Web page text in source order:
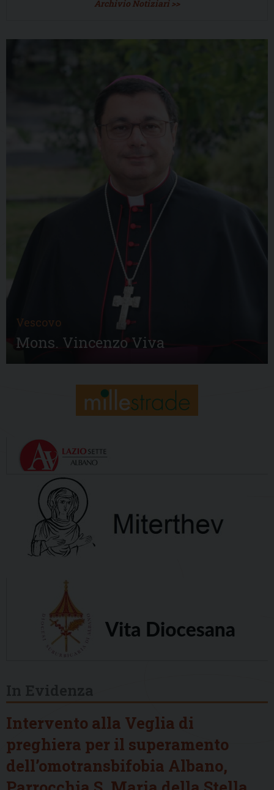
Archivio Notiziari >>
Vescovo
Mons. Vincenzo Viva
Intervento alla Veglia di
preghiera per il superamento
dell’omotransbifobia Albano,